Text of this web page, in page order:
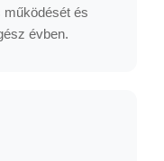
működését és
évben.